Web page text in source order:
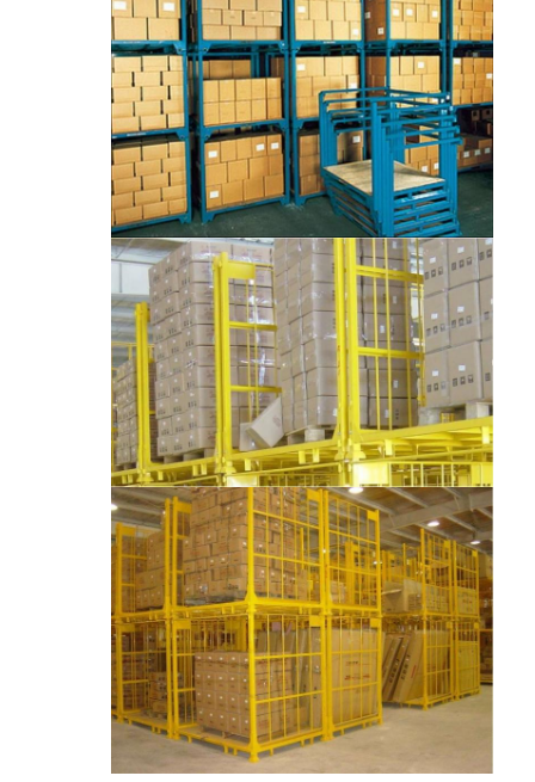
المنزل
المنتجات
حولنا
جولة في المصنع
مراقبة الجودة
اتصل بنا
أخبار
القضايا
مدونة
نتحدث الآن